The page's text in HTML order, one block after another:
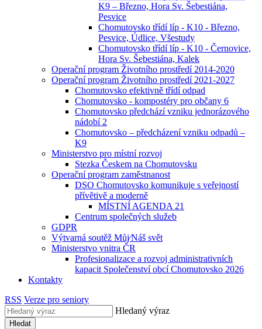
K9 – Březno, Hora Sv. Šebestiána,
Pesvice
Chomutovsko třídí líp - K10 - Březno,
Pesvice, Údlice, Všestudy
Chomutovsko třídí líp - K10 - Černovice,
Hora Sv. Šebestiána, Kalek
Operační program Životního prostředí 2014-2020
Operační program Životního prostředí 2021-2027
Chomutovsko efektivně třídí odpad
Chomutovsko - kompostéry pro občany 6
Chomutovsko předchází vzniku jednorázového
nádobí 2
Chomutovsko – předcházení vzniku odpadů –
K9
Ministerstvo pro místní rozvoj
Stezka Českem na Chomutovsku
Operační program zaměstnanost
DSO Chomutovsko komunikuje s veřejností
přívětivě a moderně
MÍSTNÍ AGENDA 21
Centrum společných služeb
GDPR
Výtvarná soutěž Můj⁄Náš svět
Ministerstvo vnitra ČR
Profesionalizace a rozvoj administrativních
kapacit Společenství obcí Chomutovsko 2026
Kontakty
RSS Verze pro seniory
Hledaný výraz
Hledat